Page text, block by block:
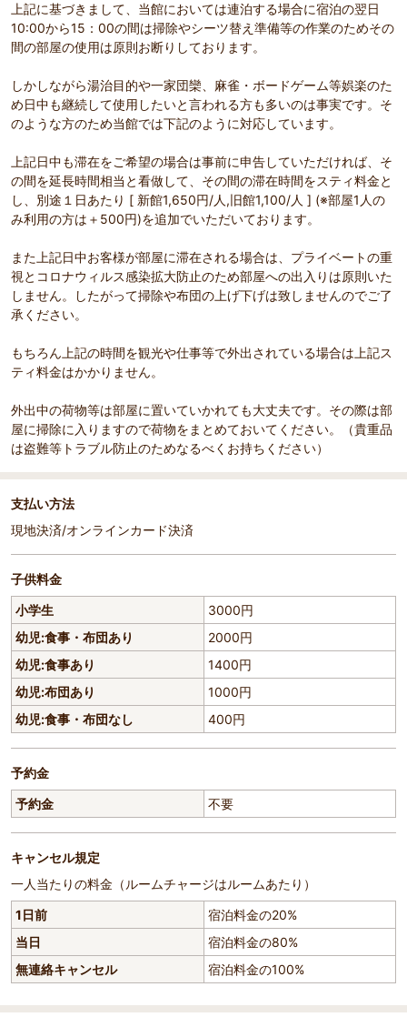
上記に基づきまして、当館においては連泊する場合に宿泊の翌日
10:00から15：00の間は掃除やシーツ替え準備等の作業のためその
間の部屋の使用は原則お断りしております。
しかしながら湯治目的や一家団欒、麻雀・ボードゲーム等娯楽のた
め日中も継続して使用したいと言われる方も多いのは事実です。そ
のような方のため当館では下記のように対応しています。
上記日中も滞在をご希望の場合は事前に申告していただければ、そ
の間を延長時間相当と看做して、その間の滞在時間をスティ料金と
し、別途１日あたり [ 新館1,650円/人,旧館1,100/人 ] (※部屋1人の
み利用の方は＋500円)を追加でいただいております。
また上記日中お客様が部屋に滞在される場合は、プライベートの重
視とコロナウィルス感染拡大防止のため部屋への出入りは原則いた
しません。したがって掃除や布団の上げ下げは致しませんのでご了
承ください。
もちろん上記の時間を観光や仕事等で外出されている場合は上記ス
ティ料金はかかりません。
外出中の荷物等は部屋に置いていかれても大丈夫です。その際は部
屋に掃除に入りますので荷物をまとめておいてください。（貴重品
は盗難等トラブル防止のためなるべくお持ちください）
支払い方法
現地決済/オンラインカード決済
子供料金
小学生
3000円
幼児:食事・布団あり
2000円
幼児:食事あり
1400円
幼児:布団あり
1000円
幼児:食事・布団なし
400円
予約金
予約金
不要
キャンセル規定
一人当たりの料金（ルームチャージはルームあたり）
1日前
宿泊料金の20%
当日
宿泊料金の80%
無連絡キャンセル
宿泊料金の100%